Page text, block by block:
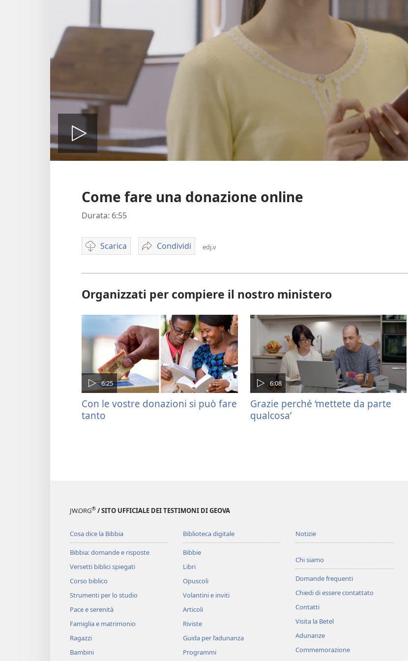
Play
Come fare una donazione online
Durata: 6:55
Scarica
Video
options
Condividi
Come
una
donazione
online
edj.v
Organizzati per compiere il nostro ministero
6:25
Con le vostre donazioni si può fare
tanto
6:08
Grazie perché ‘mettete da parte
qualcosa’
JW.ORG® / SITO UFFICIALE DEI TESTIMONI DI GEOVA
Cosa dice la Bibbia
Bibbia: domande e risposte
Versetti biblici spiegati
Corso biblico
Strumenti per lo studio
Pace e serenità
Famiglia e matrimonio
Ragazzi
Bambini
Biblioteca digitale
Bibbie
Libri
Opuscoli
Volantini e inviti
Articoli
Riviste
Guida per l’adunanza
Programmi
Notizie
Chi siamo
Domande frequenti
Chiedi di essere contattato
Contatti
Visita la Betel
Adunanze
Commemorazione